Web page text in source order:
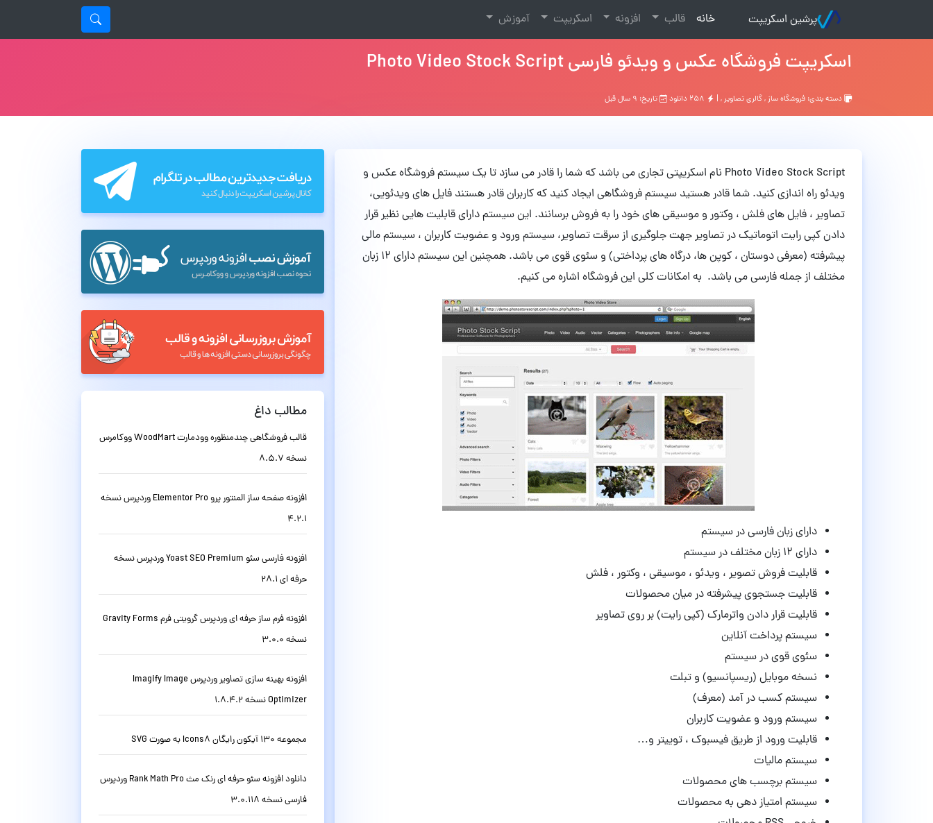
پرشین اسکریپت خانه
(current) قالب افزونه اسکریپت آموزش
اسکریپت فروشگاه عکس و ویدئو فارسی Photo Video Stock Script
دسته بندی: فروشگاه ساز,گالری تصاویر, | تاریخ: ۹ سال قبل
Photo Video Stock Script نام اسکریپتی تجاری می باشد که شما را قادر می سازد تا یک سیستم فروشگاه عکس و
ویدئو راه اندازی کنید. شما قادر هستید سیستم فروشگاهی ایجاد کنید که کاربران قادر هستند فایل های ویدئویی،
تصاویر ، فایل های فلش ، وکتور و موسیقی های خود را به فروش برسانند. این سیستم دارای قابلیت هایی نظیر قرار
دادن کپی رایت اتوماتیک در تصاویر جهت جلوگیری از سرقت تصاویر، سیستم ورود و عضویت کاربران ، سیستم مالی
پیشرفته (معرفی دوستان ، کوپن ها، درگاه های پرداختی) و سئوی قوی می باشد. همچنین این سیستم دارای 12 زبان
مختلف از جمله فارسی می باشد. به امکانات کلی این فروشگاه اشاره می کنیم.
دارای زبان فارسی در سیستم
دارای ۱۲ زبان مختلف در سیستم
قابلیت فروش تصویر ، ویدئو ، موسیقی ، وکتور ، فلش
قابلیت جستجوی پیشرفته در میان محصولات
قابلیت قرار دادن واترمارک (کپی رایت) بر روی تصاویر
سیستم پرداخت آنلاین
سئوی قوی در سیستم
نسخه موبایل (ریسپانسیو) و تبلت
سیستم کسب در آمد (معرف)
سیستم ورود و عضویت کاربران
قابلیت ورود از طریق فیسبوک ، توییتر و…
سیستم مالیات
سیستم برچسب های محصولات
سیستم امتیاز دهی به محصولات
مطالب داغ
قالب فروشگاهی چندمنظوره وودمارت WoodMart ووکامرس
نسخه 8.5.7
افزونه صفحه ساز المنتور پرو Elementor Pro وردپرس نسخه
4.2.1
افزونه فارسی سئو Yoast SEO Premium وردپرس نسخه
حرفه ای 28.1
افزونه فرم ساز حرفه ای وردپرس گرویتی فرم Gravity Forms
نسخه 3.0.0
افزونه بهینه سازی تصاویر وردپرس Imagify Image
Optimizer نسخه 1.8.4.2
مجموعه 130 آیکون رایگان Icons8 به صورت SVG
دانلود افزونه سئو حرفه ای رنک مث Rank Math Pro وردپرس
فارسی نسخه 3.0.118